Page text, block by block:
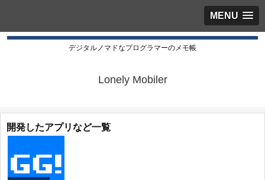
MENU
デジタルノマドなプログラマーのメモ帳
Lonely Mobiler
開発したアプリなど一覧